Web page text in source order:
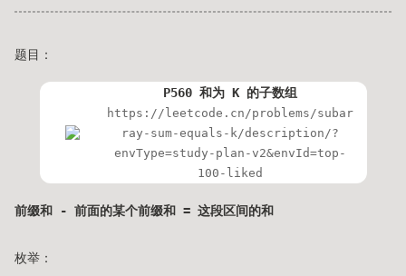
题目：
P560 和为 K 的子数组
https://leetcode.cn/problems/subar
ray-sum-equals-k/description/?
envType=study-plan-v2&envId=top-
100-liked
前缀和 - 前面的某个前缀和 = 这段区间的和
枚举：